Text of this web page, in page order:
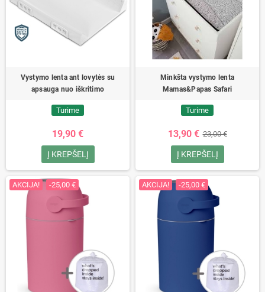
Vystymo lenta ant lovytės su
apsauga nuo iškritimo
Turime
19,90 €
Į KREPŠELĮ
Minkšta vystymo lenta
Mamas&Papas Safari
Turime
13,90 € 23,00 €
Į KREPŠELĮ
AKCIJA! -25,00 € AKCIJA! -25,00 €